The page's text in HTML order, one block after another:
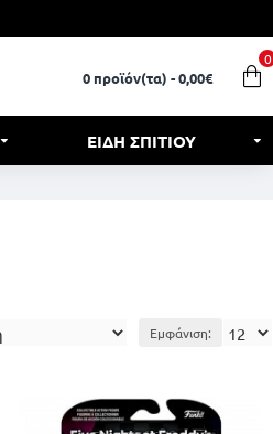
0 προϊόν(τα) - 0,00€
0
ΕΙΔΗ ΣΠΙΤΙΟΥ
Εμφάνιση: